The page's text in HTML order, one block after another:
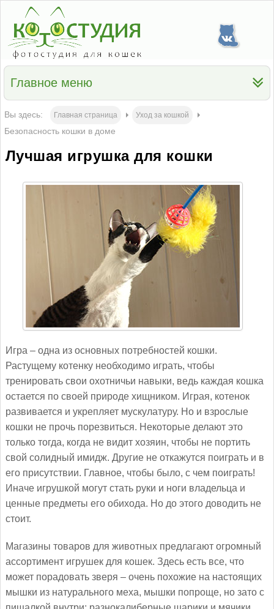
Главное меню
Вы здесь: Главная страница Уход за кошкой
Безопасность кошки в доме
Лучшая игрушка для кошки
Игра – одна из основных потребностей кошки.
Растущему котенку необходимо играть, чтобы
тренировать свои охотничьи навыки, ведь каждая кошка
остается по своей природе хищником. Играя, котенок
развивается и укрепляет мускулатуру. Но и взрослые
кошки не прочь порезвиться. Некоторые делают это
только тогда, когда не видит хозяин, чтобы не портить
свой солидный имидж. Другие не откажутся поиграть и в
его присутствии. Главное, чтобы было, с чем поиграть!
Иначе игрушкой могут стать руки и ноги владельца и
ценные предметы его обихода. Но до этого доводить не
стоит.
Магазины товаров для животных предлагают огромный
ассортимент игрушек для кошек. Здесь есть все, что
может порадовать зверя – очень похожие на настоящих
мышки из натурального меха, мышки попроще, но зато с